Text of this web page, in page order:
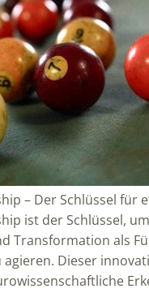
– Der Schlüssel für
ist der Schlüssel,
Transformation als
Dieser